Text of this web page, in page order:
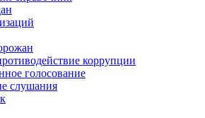
коррупции
голосование
слушания